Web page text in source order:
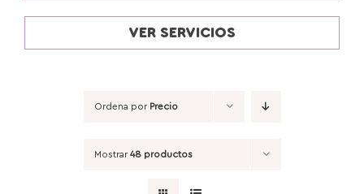
VER SERVICIOS
Ordena por Precio
Mostrar48 productos